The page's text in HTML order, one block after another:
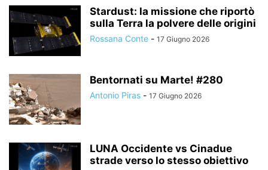
Stardust: la missione che riportò
sulla Terra la polvere delle origini
Rossana Conte - 17 Giugno 2026
Bentornati su Marte! #280
Antonio Piras - 17 Giugno 2026
LUNA Occidente vs Cinadue
strade verso lo stesso obiettivo